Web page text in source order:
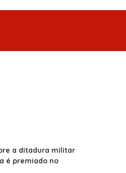
a ditadura militar
é premiado no